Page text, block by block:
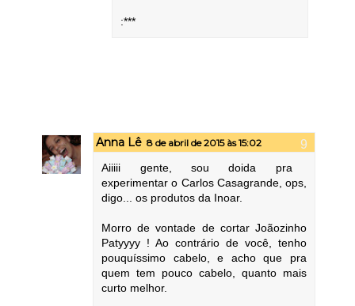
:***
Anna Lê 8 de abril de 2015 às 15:02
Aiiiii gente, sou doida pra
experimentar o Carlos Casagrande, ops,
digo... os produtos da Inoar.
Morro de vontade de cortar Joãozinho
Patyyyy ! Ao contrário de você, tenho
pouquíssimo cabelo, e acho que pra
quem tem pouco cabelo, quanto mais
curto melhor.